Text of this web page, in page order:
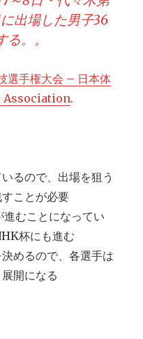
出場した男子36
。。
選手権大会 – 日本体
Association.
るので、出場を狙う
ことが必要
むことになってい
杯にも進む
めるので、各選手は
開になる